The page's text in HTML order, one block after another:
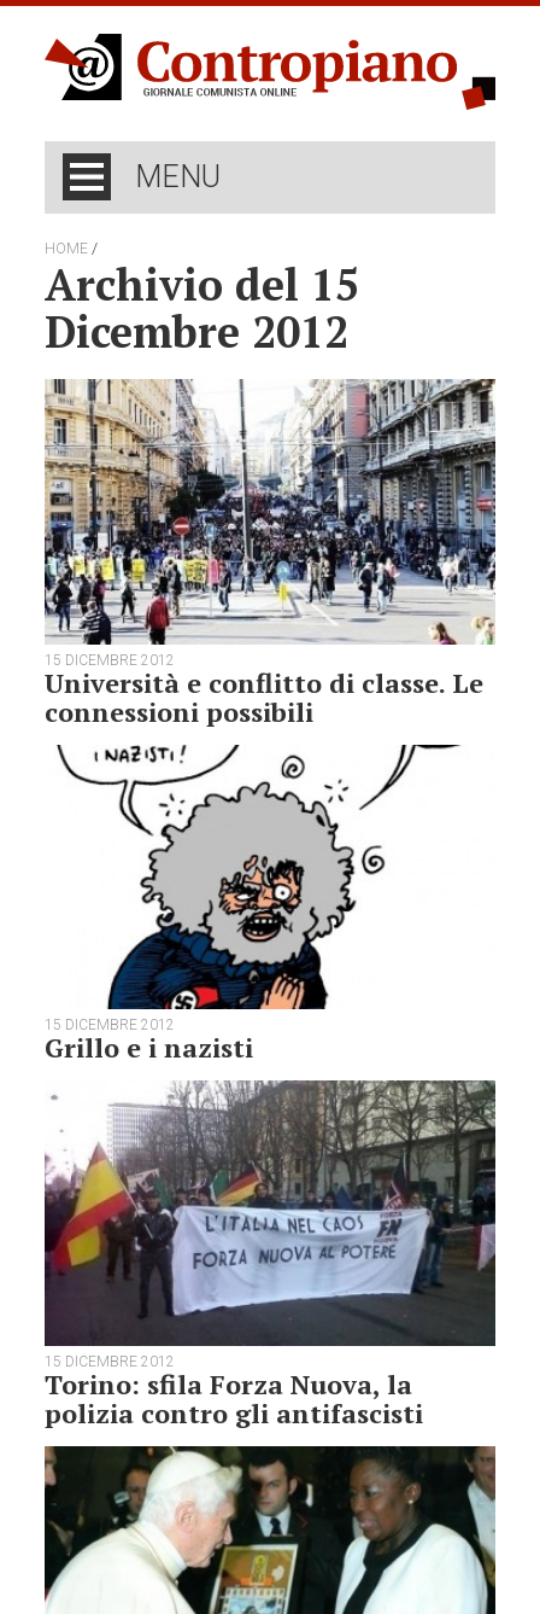
MENU
HOME /
Archivio del 15
Dicembre 2012
15 DICEMBRE 2012
Università e conflitto di classe. Le
connessioni possibili
15 DICEMBRE 2012
Grillo e i nazisti
15 DICEMBRE 2012
Torino: sfila Forza Nuova, la
polizia contro gli antifascisti